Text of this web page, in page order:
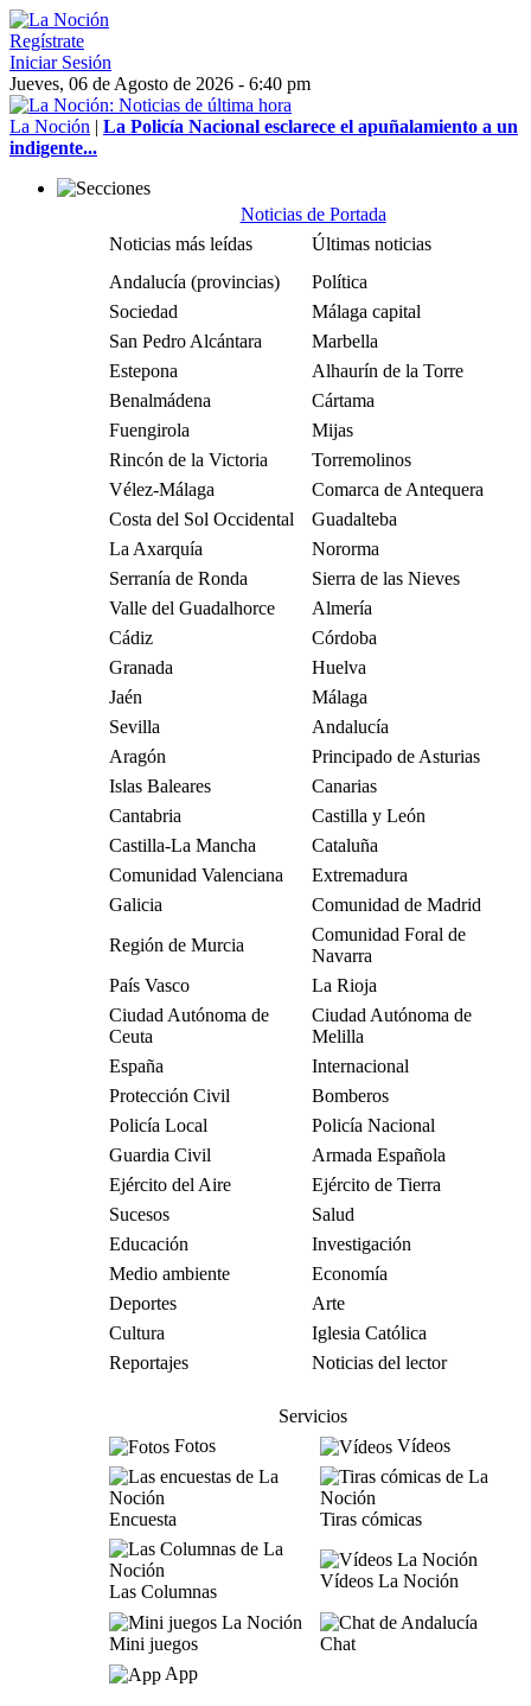
Regístrate
Iniciar Sesión
Jueves, 06 de Agosto de 2026 - 6:40 pm
La Noción | La Policía Nacional esclarece el apuñalamiento a un
indigente...
Noticias de Portada
Noticias más leídas
Últimas noticias
Andalucía (provincias)
Política
Sociedad
Málaga capital
San Pedro Alcántara
Marbella
Estepona
Alhaurín de la Torre
Benalmádena
Cártama
Fuengirola
Mijas
Rincón de la Victoria
Torremolinos
Vélez-Málaga
Comarca de Antequera
Costa del Sol Occidental
Guadalteba
La Axarquía
Nororma
Serranía de Ronda
Sierra de las Nieves
Valle del Guadalhorce
Almería
Cádiz
Córdoba
Granada
Huelva
Jaén
Málaga
Sevilla
Andalucía
Aragón
Principado de Asturias
Islas Baleares
Canarias
Cantabria
Castilla y León
Castilla-La Mancha
Cataluña
Comunidad Valenciana
Extremadura
Galicia
Comunidad de Madrid
Región de Murcia
Comunidad Foral de
Navarra
País Vasco
La Rioja
Ciudad Autónoma de
Ceuta
Ciudad Autónoma de
Melilla
España
Internacional
Protección Civil
Bomberos
Policía Local
Policía Nacional
Guardia Civil
Armada Española
Ejército del Aire
Ejército de Tierra
Sucesos
Salud
Educación
Investigación
Medio ambiente
Economía
Deportes
Arte
Cultura
Iglesia Católica
Reportajes
Noticias del lector
Servicios
Fotos
Vídeos
Encuesta Tiras cómicas
Las Columnas
Vídeos La Noción
Mini juegos
Chat
App